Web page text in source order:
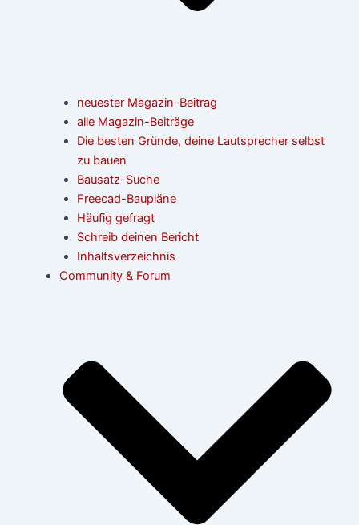
neuester Magazin-Beitrag
alle Magazin-Beiträge
Die besten Gründe, deine Lautsprecher selbst
zu bauen
Bausatz-Suche
Freecad-Baupläne
Häufig gefragt
Schreib deinen Bericht
Inhaltsverzeichnis
Community & Forum